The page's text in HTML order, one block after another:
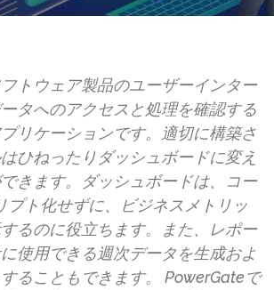
トウェア製品のユーザーインター
タへのアクセスと処理を確認する
リケーションです。適切に構築さ
ひねったりダッシュボードに変え
きます。ダッシュボードは、コー
プト化せずに、ビジネスメトリッ
るのに役立ちます。また、レポー
使用できる週次データを生成およ
ることもできます。 PowerGateで